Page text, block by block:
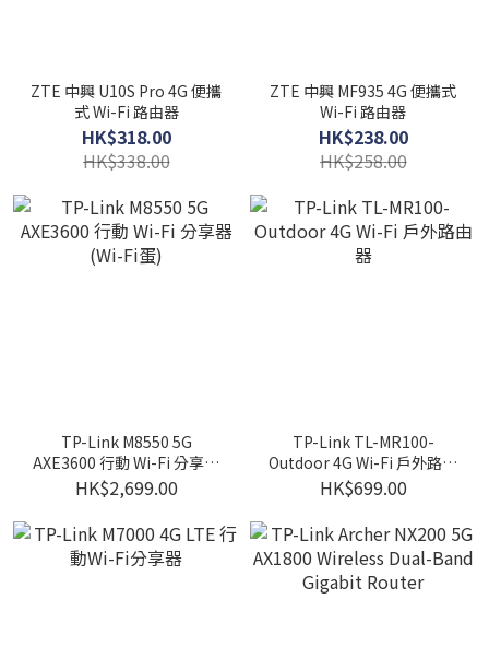
ZTE 中興 U10S Pro 4G 便攜
式 Wi-Fi 路由器
HK$318.00
HK$338.00
ZTE 中興 MF935 4G 便攜式
Wi-Fi 路由器
HK$238.00
HK$258.00
TP-Link M8550 5G
AXE3600 行動 Wi-Fi 分享器
(Wi-Fi蛋)
HK$2,699.00
TP-Link TL-MR100-
Outdoor 4G Wi-Fi 戶外路由
器
HK$699.00